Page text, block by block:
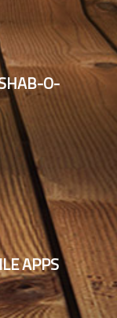
O-
APPS